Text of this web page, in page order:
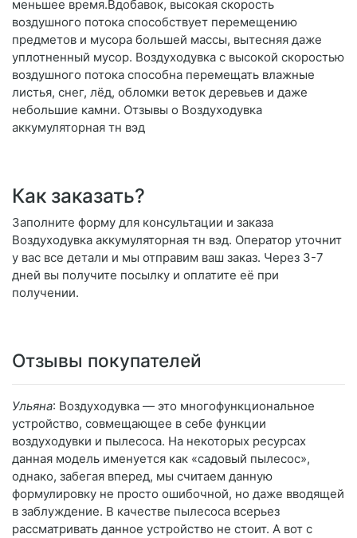
меньшее время.Вдобавок, высокая скорость
воздушного потока способствует перемещению
предметов и мусора большей массы, вытесняя даже
уплотненный мусор. Воздуходувка с высокой скоростью
воздушного потока способна перемещать влажные
листья, снег, лёд, обломки веток деревьев и даже
небольшие камни. Отзывы о Воздуходувка
аккумуляторная тн вэд
Как заказать?
Заполните форму для консультации и заказа
Воздуходувка аккумуляторная тн вэд. Оператор уточнит
у вас все детали и мы отправим ваш заказ. Через 3-7
дней вы получите посылку и оплатите её при
получении.
Отзывы покупателей
Ульяна: Воздуходувка — это многофункциональное
устройство, совмещающее в себе функции
воздуходувки и пылесоса. На некоторых ресурсах
данная модель именуется как «садовый пылесос»,
однако, забегая вперед, мы считаем данную
формулировку не просто ошибочной, но даже вводящей
в заблуждение. В качестве пылесоса всерьез
рассматривать данное устройство не стоит. А вот с